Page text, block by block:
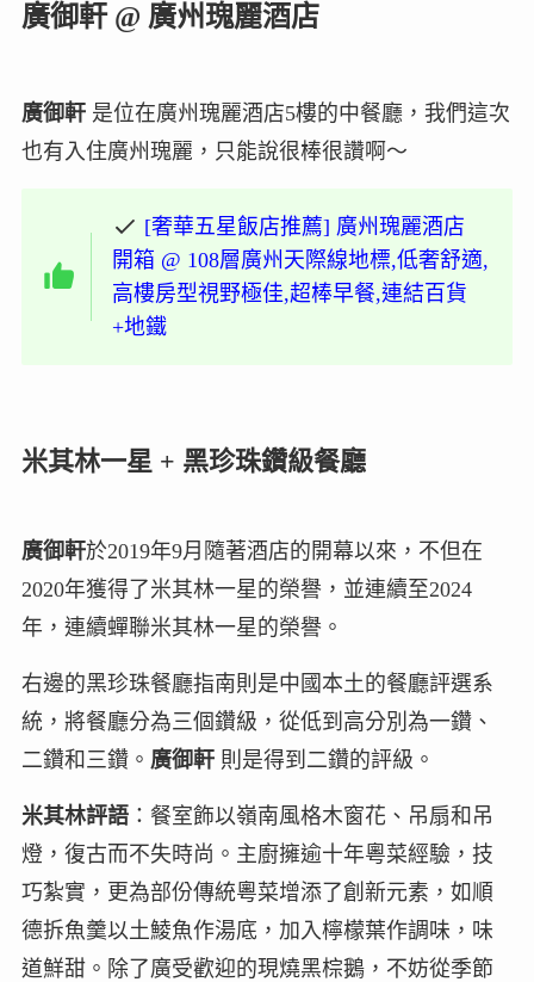
廣御軒 @ 廣州瑰麗酒店
廣御軒是位在廣州瑰麗酒店5樓的中餐廳，我們這次
也有入住廣州瑰麗，只能說很棒很讚啊～
[奢華五星飯店推薦] 廣州瑰麗酒店
開箱 @ 108層廣州天際線地標,低奢舒適,
高樓房型視野極佳,超棒早餐,連結百貨
+地鐵
米其林一星 + 黑珍珠鑽級餐廳
廣御軒於2019年9月隨著酒店的開幕以來，不但在
2020年獲得了米其林一星的榮譽，並連續至2024
年，連續蟬聯米其林一星的榮譽。
右邊的黑珍珠餐廳指南則是中國本土的餐廳評選系
統，將餐廳分為三個鑽級，從低到高分別為一鑽、
二鑽和三鑽。 廣御軒則是得到二鑽的評級。
米其林評語：餐室飾以嶺南風格木窗花、吊扇和吊
燈，復古而不失時尚。主廚擁逾十年粵菜經驗，技
巧紮實，更為部份傳統粵菜增添了創新元素，如順
德拆魚羹以土鯪魚作湯底，加入檸檬葉作調味，味
道鮮甜。除了廣受歡迎的現燒黑棕鵝，不妨從季節